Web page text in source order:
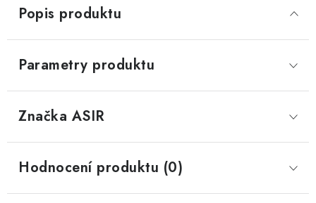
Popis produktu
Parametry produktu
Značka ASIR
Hodnocení produktu (0)